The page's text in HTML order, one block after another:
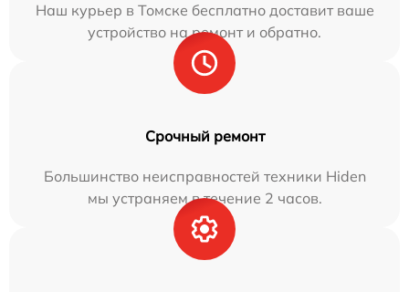
Наш курьер в Томске бесплатно доставит ваше
устройство на ремонт и обратно.
Срочный ремонт
Большинство неисправностей техники Hiden
мы устраняем в течение 2 часов.